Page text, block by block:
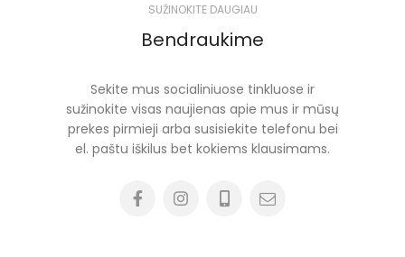
SUŽINOKITE DAUGIAU
Bendraukime
Sekite mus socialiniuose tinkluose ir
sužinokite visas naujienas apie mus ir mūsų
prekes pirmieji arba susisiekite telefonu bei
el. paštu iškilus bet kokiems klausimams.